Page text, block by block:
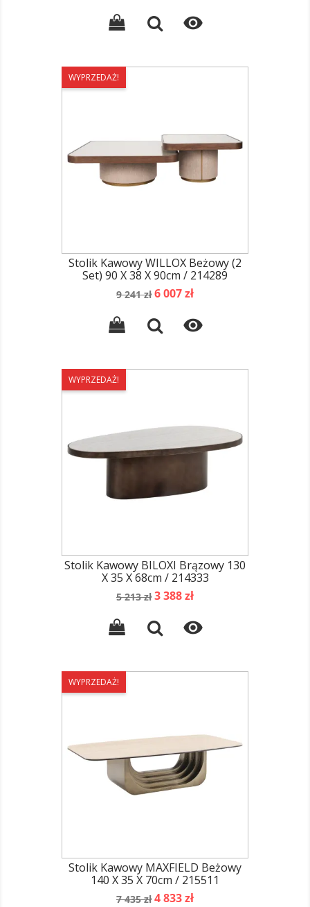

WYPRZEDAŻ!
Stolik Kawowy WILLOX Beżowy (2
Set) 90 X 38 X 90cm / 214289
Cena
9 241 zł Cena
6 007 zł

WYPRZEDAŻ!
Stolik Kawowy BILOXI Brązowy 130
X 35 X 68cm / 214333
Cena
5 213 zł Cena
3 388 zł

WYPRZEDAŻ!
Stolik Kawowy MAXFIELD Beżowy
140 X 35 X 70cm / 215511
Cena
7 435 zł Cena
4 833 zł